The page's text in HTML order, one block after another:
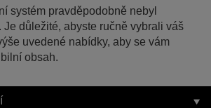
systém pravděpodobně nebyl
Je důležité, abyste ručně vybrali váš
uvedené nabídky, aby se vám
obsah.